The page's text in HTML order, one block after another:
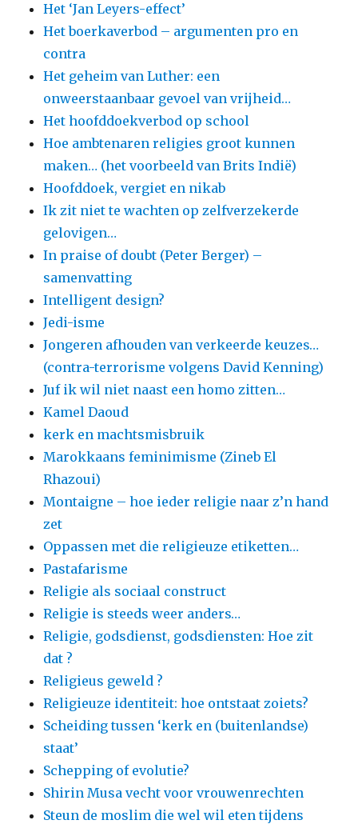
Het ‘Jan Leyers-effect’
Het boerkaverbod – argumenten pro en
contra
Het geheim van Luther: een
onweerstaanbaar gevoel van vrijheid…
Het hoofddoekverbod op school
Hoe ambtenaren religies groot kunnen
maken… (het voorbeeld van Brits Indië)
Hoofddoek, vergiet en nikab
Ik zit niet te wachten op zelfverzekerde
gelovigen…
In praise of doubt (Peter Berger) –
samenvatting
Intelligent design?
Jedi-isme
Jongeren afhouden van verkeerde keuzes…
(contra-terrorisme volgens David Kenning)
Juf ik wil niet naast een homo zitten…
Kamel Daoud
kerk en machtsmisbruik
Marokkaans feminimisme (Zineb El
Rhazoui)
Montaigne – hoe ieder religie naar z’n hand
zet
Oppassen met die religieuze etiketten…
Pastafarisme
Religie als sociaal construct
Religie is steeds weer anders…
Religie, godsdienst, godsdiensten: Hoe zit
dat ?
Religieus geweld ?
Religieuze identiteit: hoe ontstaat zoiets?
Scheiding tussen ‘kerk en (buitenlandse)
staat’
Schepping of evolutie?
Shirin Musa vecht voor vrouwenrechten
Steun de moslim die wel wil eten tijdens